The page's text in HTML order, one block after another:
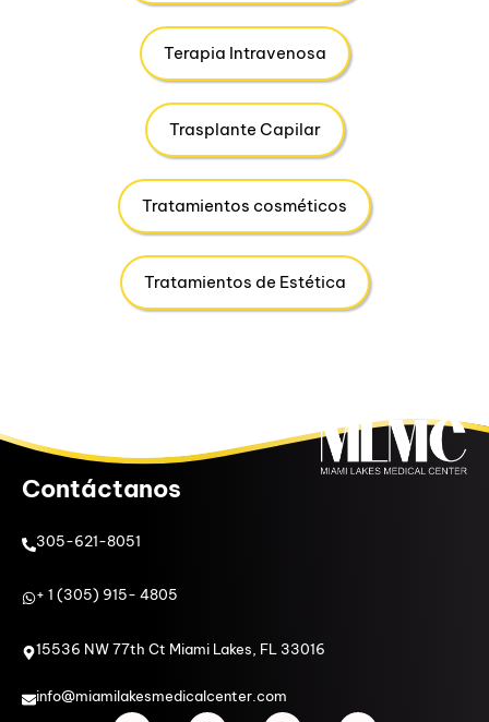
Terapia Intravenosa
Trasplante Capilar
Tratamientos cosméticos
Tratamientos de Estética
Contáctanos
305-621-8051
+ 1 (305) 915- 4805
15536 NW 77th Ct Miami Lakes, FL 33016
info@miamilakesmedicalcenter.com